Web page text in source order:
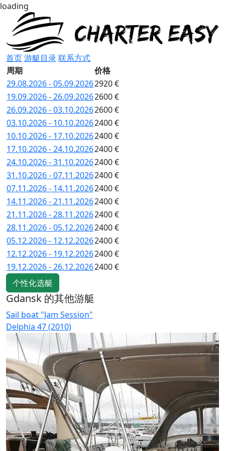
loading
首页游艇目录联系方式
周期
价格
29.08.2026 - 05.09.20262920 €
19.09.2026 - 26.09.20262600 €
26.09.2026 - 03.10.20262600 €
03.10.2026 - 10.10.20262400 €
10.10.2026 - 17.10.20262400 €
17.10.2026 - 24.10.20262400 €
24.10.2026 - 31.10.20262400 €
31.10.2026 - 07.11.20262400 €
07.11.2026 - 14.11.20262400 €
14.11.2026 - 21.11.20262400 €
21.11.2026 - 28.11.20262400 €
28.11.2026 - 05.12.20262400 €
05.12.2026 - 12.12.20262400 €
12.12.2026 - 19.12.20262400 €
19.12.2026 - 26.12.20262400 €
个性化选艇
Gdansk 的其他游艇
Sail boat "Jam Session"
Delphia 47 (2010)